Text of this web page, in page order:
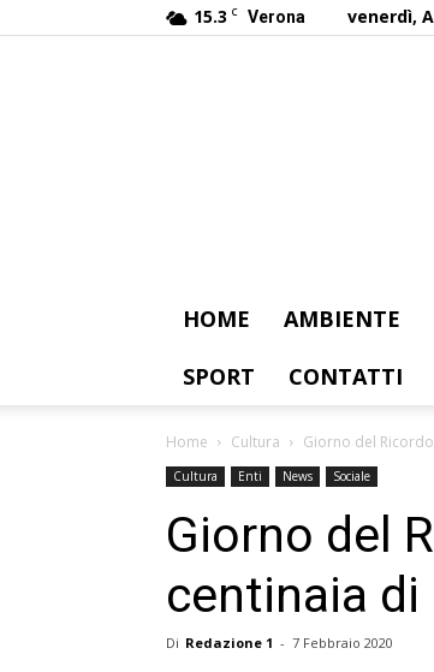
15.3 C Verona venerdì,
HOME AMBIENTE
SPORT
CONTATTI
Home Cultura Giorno del
Cultura Enti News Sociale
Giorno del
centinaia
Di Redazione 1 - 7 Febbraio 2020